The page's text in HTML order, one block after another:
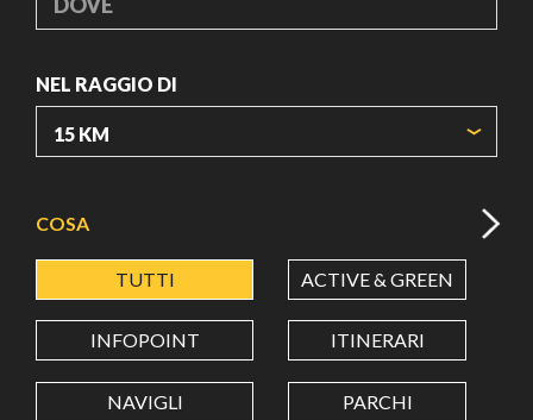
DOVE
NEL RAGGIO DI
LATITUDINE
LONGITUDINE
COSA
TUTTI ACTIVE & GREEN
INFOPOINT ITINERARI
NAVIGLI PARCHI